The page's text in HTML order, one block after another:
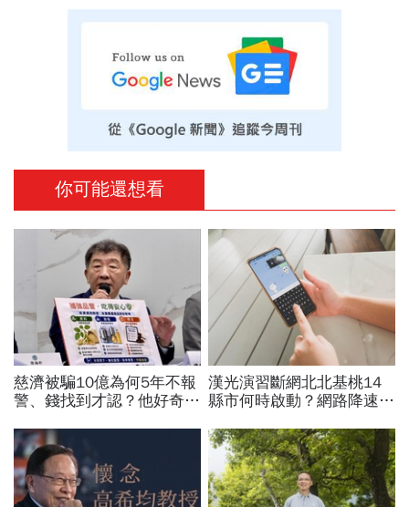
你可能還想看
慈濟被騙10億為何5年不報
警、錢找到才認？他好奇：
「擋疫苗」黑鍋只求1件事
漢光演習斷網北北基桃14
縣市何時啟動？網路降速股
範圍時間…城鎮韌性演習懶
人包